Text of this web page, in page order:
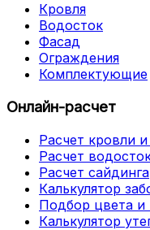
Кровля
Водосток
Фасад
Ограждения
Комплектующие
Онлайн-расчет
Расчет кровли
Расчет
Расчет сайдинга
Калькулятор
Подбор цвета и
Калькулятор